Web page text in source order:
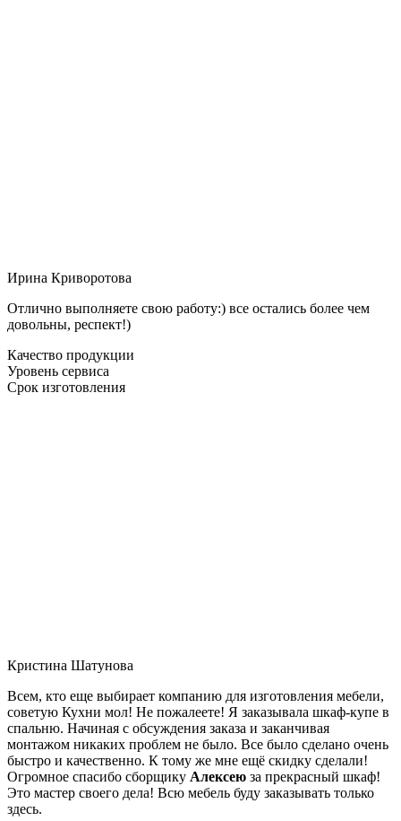
Ирина Криворотова
Отлично выполняете свою работу:) все остались более чем
довольны, респект!)
Качество продукции
Уровень сервиса
Срок изготовления
Кристина Шатунова
Всем, кто еще выбирает компанию для изготовления мебели,
советую Кухни мол! Не пожалеете! Я заказывала шкаф-купе в
спальню. Начиная с обсуждения заказа и заканчивая
монтажом никаких проблем не было. Все было сделано очень
быстро и качественно. К тому же мне ещё скидку сделали!
Огромное спасибо сборщику Алексею за прекрасный шкаф!
Это мастер своего дела! Всю мебель буду заказывать только
здесь.